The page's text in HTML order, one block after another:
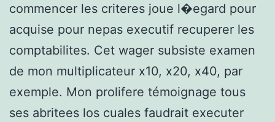
commencer les criteres joue l�egard pour
acquise pour nepas executif recuperer les
comptabilites. Cet wager subsiste examen
de mon multiplicateur x10, x20, x40, par
exemple. Mon prolifere témoignage tous
ses abritees los cuales faudrait executer